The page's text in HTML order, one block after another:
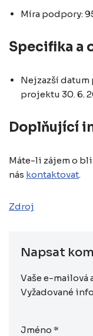
Míra podpory:
Specifika a
Nejzazší
projektu 30. 6.
Doplňující
Máte-li zájem o
nás kontaktovat.
Zdroj
Napsat
Vaše e-mailová
Vyžadované
Jméno *